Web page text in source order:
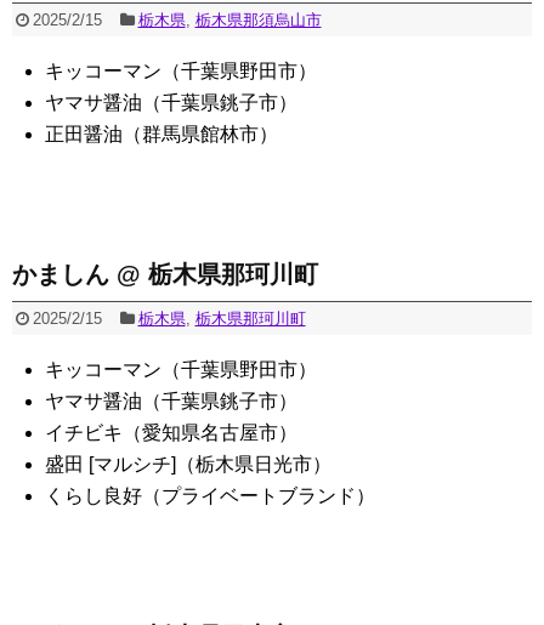
2025/2/15 栃木県, 栃木県那須烏山市
キッコーマン（千葉県野田市）
ヤマサ醤油（千葉県銚子市）
正田醤油（群馬県館林市）
かましん @ 栃木県那珂川町
2025/2/15 栃木県, 栃木県那珂川町
キッコーマン（千葉県野田市）
ヤマサ醤油（千葉県銚子市）
イチビキ（愛知県名古屋市）
盛田 [マルシチ]（栃木県日光市）
くらし良好（プライベートブランド）